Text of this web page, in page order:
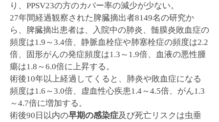
り、PPSV23の方のカバー率の減少が少ない。
27年間経過観察された脾臓摘出者8149名の研究か
ら、脾臓摘出患者は、入院中の肺炎、髄膜炎敗血症の
頻度は1.9～3.4倍、静脈血栓症や肺塞栓症の頻度は2.2
倍、固形がんの発症頻度は1.3～1.9倍、血液の悪性腫
瘍は1.8～6.0倍に上昇する。
術後10年以上経過してくると、肺炎や敗血症になる
頻度は1.6～3.0倍、虚血性心疾患1.4～4.5倍、がん1.3
～4.7倍に増加する。
術後90日以内の早期の感染症及び死亡リスクは虫垂